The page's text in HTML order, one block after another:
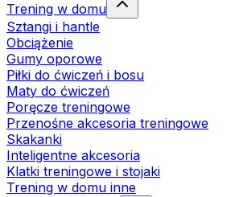
Trening w domu
Sztangi i hantle
Obciążenie
Gumy oporowe
Piłki do ćwiczeń i bosu
Maty do ćwiczeń
Poręcze treningowe
Przenośne akcesoria treningowe
Skakanki
Inteligentne akcesoria
Klatki treningowe i stojaki
Trening w domu inne